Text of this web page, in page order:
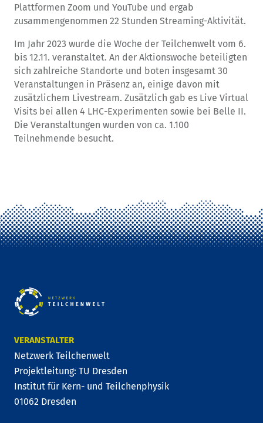
Plattformen Zoom und YouTube und ergab
zusammengenommen 22 Stunden Streaming-Aktivität.
Im Jahr 2023 wurde die Woche der Teilchenwelt vom 6.
bis 12.11. veranstaltet. An der Aktionswoche beteiligten
sich zahlreiche Standorte und boten insgesamt 30
Veranstaltungen in Präsenz an, einige davon mit
zusätzlichem Livestream. Zusätzlich gab es Live Virtual
Visits bei allen 4 LHC-Experimenten sowie bei Belle II.
Die Veranstaltungen wurden von ca. 1.100
Teilnehmende besucht.
VERANSTALTER
Netzwerk Teilchenwelt
Projektleitung: TU Dresden
Institut für Kern- und Teilchenphysik
01062 Dresden